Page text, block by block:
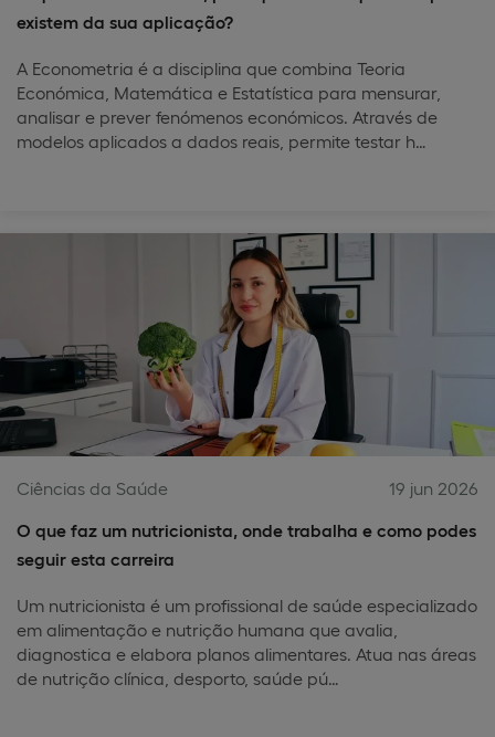
existem da sua aplicação?
A Econometria é a disciplina que combina Teoria
Económica, Matemática e Estatística para mensurar,
analisar e prever fenómenos económicos. Através de
modelos aplicados a dados reais, permite testar h…
Ciências da Saúde
19 jun 2026
O que faz um nutricionista, onde trabalha e como podes
seguir esta carreira
Um nutricionista é um profissional de saúde especializado
em alimentação e nutrição humana que avalia,
diagnostica e elabora planos alimentares. Atua nas áreas
de nutrição clínica, desporto, saúde pú…